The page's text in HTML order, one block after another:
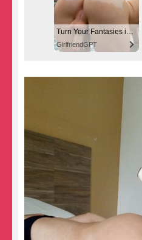
Turn Your Fantasies into Reality
GirlfriendGPT